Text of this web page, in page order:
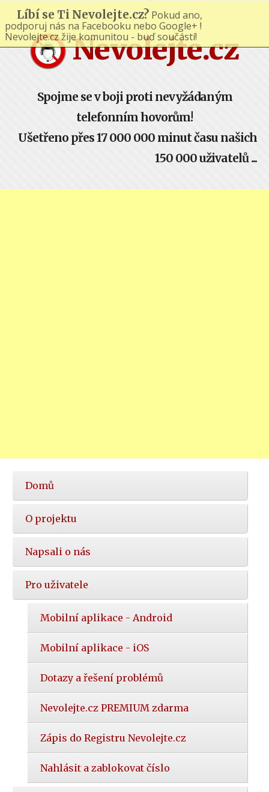
Nevolejte.cz
Spojme se v boji proti nevyžádaným
telefonním hovorům!
Ušetřeno přes 17 000 000 minut času našich
150 000 uživatelů ...
Hlavní
nabídka
Domů
O projektu
Napsali o nás
Pro uživatele
Mobilní aplikace - Android
Mobilní aplikace - iOS
Dotazy a řešení problémů
Nevolejte.cz PREMIUM zdarma
Zápis do Registru Nevolejte.cz
Nahlásit a zablokovat číslo
Líbí se Ti Nevolejte.cz? Pokud ano,
podporuj nás na Facebooku nebo Google+ !
Nevolejte.cz žije komunitou - buď součástí!